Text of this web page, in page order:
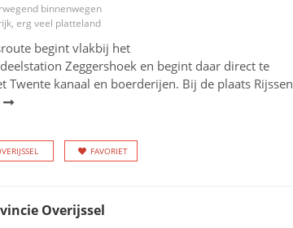
binnenwegen
erg veel platteland
begint vlakbij het
Zeggershoek en begint daar direct te
Twente kanaal en boerderijen. Bij de plaats Rijssen
FAVORIET
Overijssel